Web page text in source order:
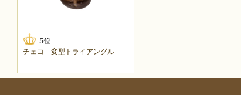
チェコ 変型トライアングル